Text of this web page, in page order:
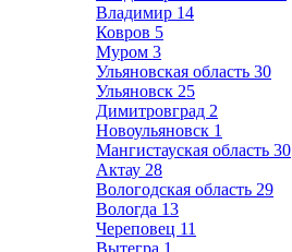
Владимир 14
Ковров 5
Муром 3
Ульяновская область 30
Ульяновск 25
Димитровград 2
Новоульяновск 1
Мангистауская область 30
Актау 28
Вологодская область 29
Вологда 13
Череповец 11
Вытегра 1